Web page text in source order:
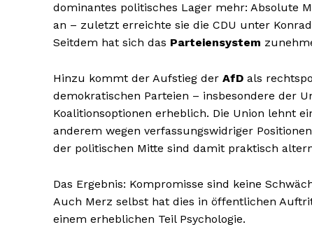
dominantes politisches Lager mehr: Absolute
an – zuletzt erreichte sie die CDU unter
Seitdem hat sich das Parteiensystem
Hinzu kommt der Aufstieg der AfD als
demokratischen Parteien – insbesondere der
Koalitionsoptionen erheblich. Die Union lehnt
anderem wegen verfassungswidriger
der politischen Mitte sind damit praktisch
Das Ergebnis: Kompromisse sind keine
Auch Merz selbst hat dies in öffentlichen
einem erheblichen Teil Psychologie.